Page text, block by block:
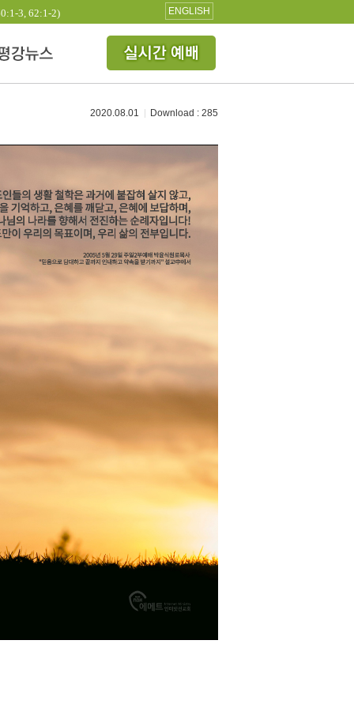
3, 62:1-2) ENGLISH
2020.08.01 Download : 285